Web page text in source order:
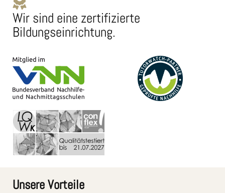
Wir sind eine zertifizierte
Bildungseinrichtung.
Unsere Vorteile